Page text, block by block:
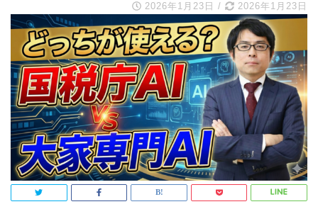
2026年1月23日 / 2026年1月23日